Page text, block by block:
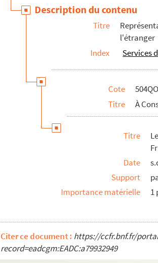
Description du contenu
Titre
l'étranger
Index
Services
Cote
Titre
À
Titre
Date
Support
Importance matérielle
1
Citer ce document : https://ccfr.bnf.fr/
record=eadcgm:EADC:a79932949